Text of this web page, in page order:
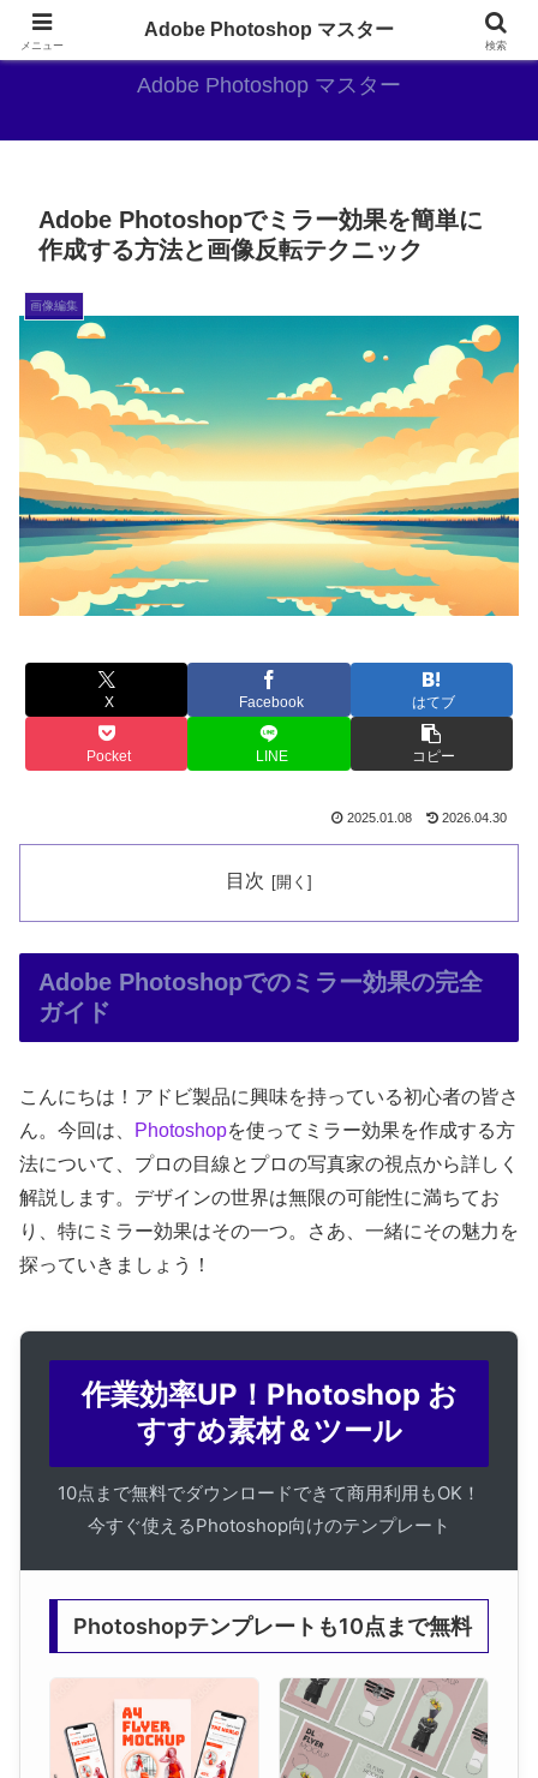
AdobePhotoshopがやっぱり最強
Adobe Photoshop マスター
Adobe Photoshopでミラー効果を簡単に
作成する方法と画像反転テクニック
画像編集
X Facebook はてブ
Pocket LINE コピー
2025.01.08 2026.04.30
目次
Adobe Photoshopでのミラー効果の完全
ガイド
こんにちは！アドビ製品に興味を持っている初心者の皆さ
ん。今回は、
Photoshopを使ってミラー効果を作成する方
法について、プロの目線とプロの写真家の視点から詳しく
解説します。デザインの世界は無限の可能性に満ちてお
り、特にミラー効果はその一つ。さあ、一緒にその魅力を
探っていきましょう！
作業効率UP！Photoshop お
すすめ素材＆ツール
10点まで無料でダウンロードできて商用利用もOK！
今すぐ使えるPhotoshop向けのテンプレート
Photoshopテンプレートも10点まで無料
メニュー
Adobe Photoshop マスター
検索